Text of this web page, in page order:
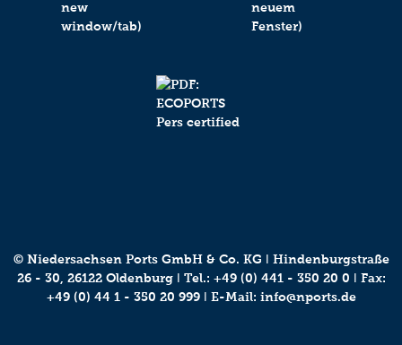
© Niedersachsen Ports GmbH & Co. KG ǀ Hindenburgstraße
26 - 30, 26122 Oldenburg ǀ Tel.: +49 (0) 441 - 350 20 0 ǀ Fax:
+49 (0) 44 1 - 350 20 999 ǀ E-Mail: info@nports.de